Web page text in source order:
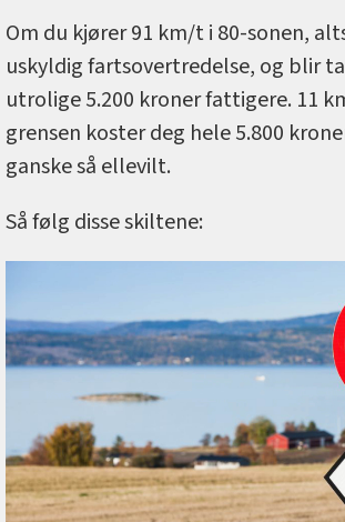
Om du kjører 91 km/t i 80-sonen,
uskyldig fartsovertredelse, og blir
utrolige 5.200 kroner fattigere. 11
grensen koster deg hele 5.800
ganske så ellevilt.
Så følg disse skiltene: